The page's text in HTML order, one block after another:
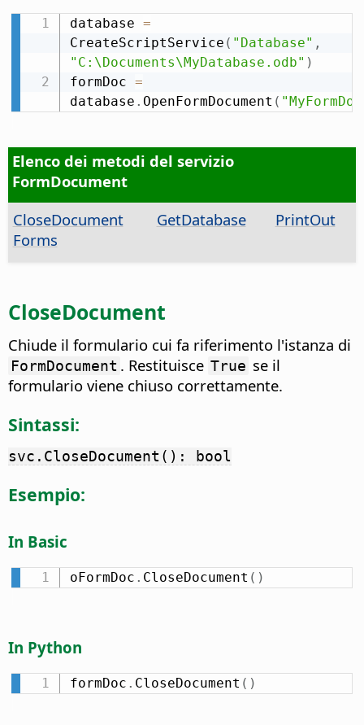
database =
CreateScriptService ( "Database" ,
"C:\Documents\MyDatabase.odb" )
formDoc =
database . OpenFormDocument (
Elenco dei metodi del servizio
FormDocument
CloseDocument
Forms
GetDatabase PrintOut
CloseDocument
Chiude il formulario cui fa riferimento l'istanza di
FormDocument . Restituisce True se il
formulario viene chiuso correttamente.
Sintassi:
svc.CloseDocument(): bool
Esempio:
In Basic
oFormDoc . CloseDocument ( )
In Python
formDoc . CloseDocument ( )